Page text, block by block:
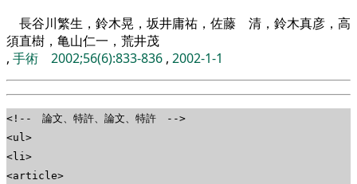
長谷川繁生，鈴木晃，坂井庸祐，佐藤 清，鈴木真彦，高
須直樹，亀山仁一，荒井茂
, 手術 2002;56(6):833-836 , 2002-1-1
<!-- 論文、特許、論文、特許 -->
<ul>
<li>
<article>